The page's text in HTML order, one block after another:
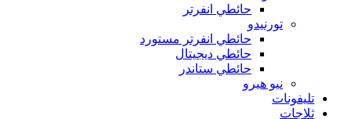
حائطي انفرتر
تورنيدو
حائطي انفرتر مستورد
حائطي ديجيتال
حائطي ستاندر
نيو هيرو
تليفونات
ثلاجات